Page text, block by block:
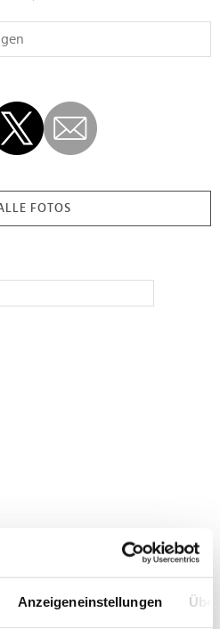
Anzeigeneinstellungen
FOTOS